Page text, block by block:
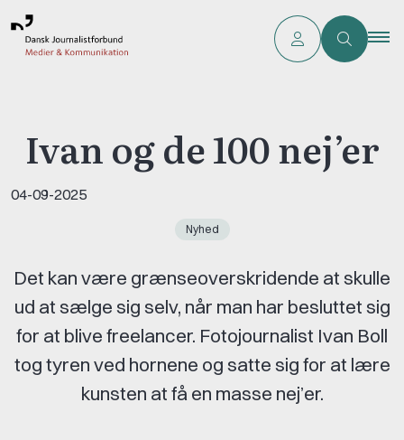
Ivan og de 100 nej’er
04-09-2025
Nyhed
Det kan være grænseoverskridende at skulle
ud at sælge sig selv, når man har besluttet sig
for at blive freelancer. Fotojournalist Ivan Boll
tog tyren ved hornene og satte sig for at lære
kunsten at få en masse nej’er.